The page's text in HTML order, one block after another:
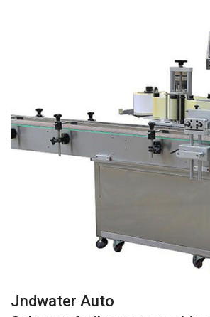
Jndwater Auto